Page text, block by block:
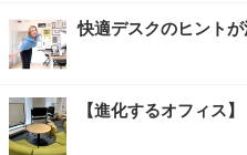
快適デスクのヒント
【進化するオフィス】